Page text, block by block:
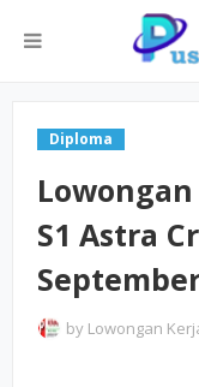
Diploma
Lowongan
S1 Astra
by Lowongan